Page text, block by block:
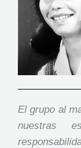
El grupo al
nuestras